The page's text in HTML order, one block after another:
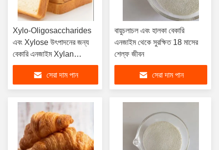
Xylo-Oligosaccharides
এবং Xylose উৎপাদনের জন্য
বেকারি এনজাইম Xylan
degrading এর সর্বোত্তম ডোজ
সেরা দাম পান
বায়ুচলাচল এবং হালকা বেকারি
এনজাইম থেকে সুরক্ষিত 18 মাসের
শেল্ফ জীবন
সেরা দাম পান